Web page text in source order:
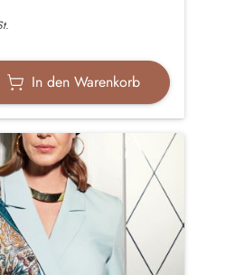
In den Warenkorb